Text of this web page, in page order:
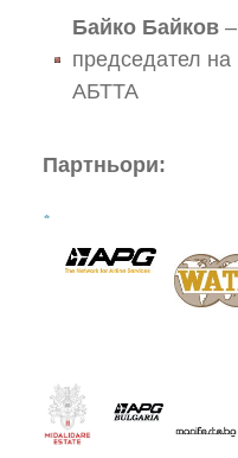
Байко Байков –
председател на
АБТТА
Партньори: